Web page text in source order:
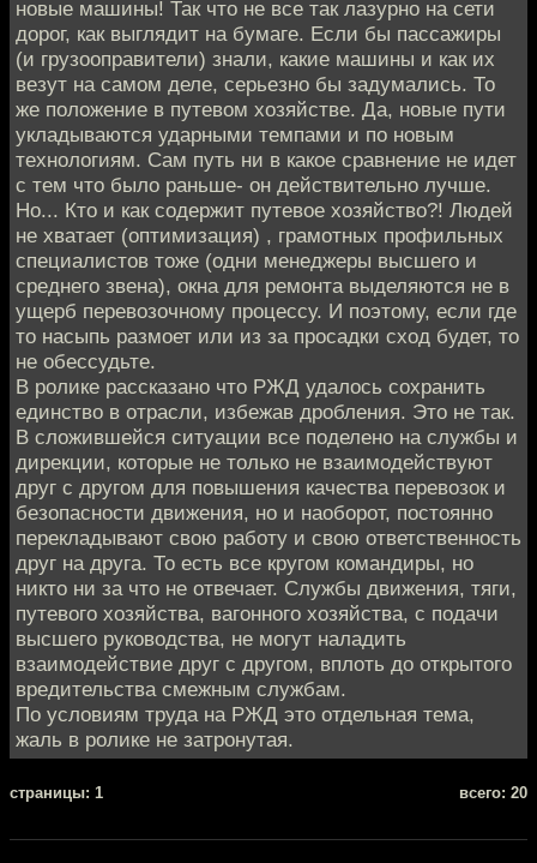
новые машины! Так что не все так лазурно на сети
дорог, как выглядит на бумаге. Если бы пассажиры
(и грузооправители) знали, какие машины и как их
везут на самом деле, серьезно бы задумались. То
же положение в путевом хозяйстве. Да, новые пути
укладываются ударными темпами и по новым
технологиям. Сам путь ни в какое сравнение не идет
с тем что было раньше- он действительно лучше.
Но... Кто и как содержит путевое хозяйство?! Людей
не хватает (оптимизация) , грамотных профильных
специалистов тоже (одни менеджеры высшего и
среднего звена), окна для ремонта выделяются не в
ущерб перевозочному процессу. И поэтому, если где
то насыпь размоет или из за просадки сход будет, то
не обессудьте.
В ролике рассказано что РЖД удалось сохранить
единство в отрасли, избежав дробления. Это не так.
В сложившейся ситуации все поделено на службы и
дирекции, которые не только не взаимодействуют
друг с другом для повышения качества перевозок и
безопасности движения, но и наоборот, постоянно
перекладывают свою работу и свою ответственность
друг на друга. То есть все кругом командиры, но
никто ни за что не отвечает. Службы движения, тяги,
путевого хозяйства, вагонного хозяйства, с подачи
высшего руководства, не могут наладить
взаимодействие друг с другом, вплоть до открытого
вредительства смежным службам.
По условиям труда на РЖД это отдельная тема,
жаль в ролике не затронутая.
cтраницы: 1 всего: 20